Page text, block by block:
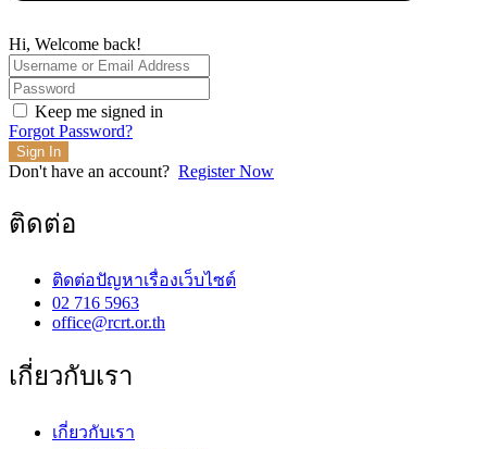
Hi, Welcome back!
Keep me signed in
Forgot Password?
Sign In
Don't have an account? Register Now
ติดต่อ
ติดต่อปัญหาเรื่องเว็บไซต์
02 716 5963
office@rcrt.or.th
เกี่ยวกับเรา
เกี่ยวกับเรา